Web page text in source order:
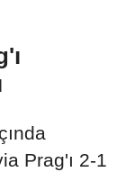
Prag'ı 2-1